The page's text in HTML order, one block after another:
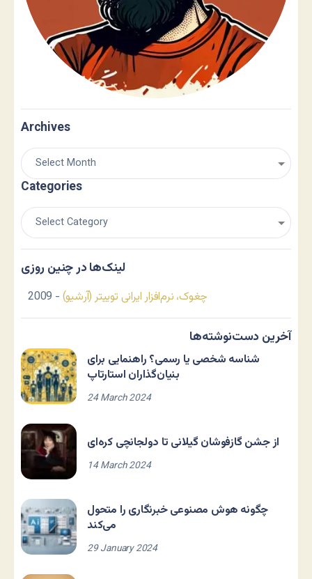
Archives
Categories
لینک‌ها در چنین روزی
چغوک، نرم‌افزار ایرانی توییتر (آرشیو) - 2009
آخرین دست‌نوشته‌ها
شناسه شخصی یا رسمی؟ راهنمایی برای
بنیان‌گذاران استارتاپ
24 March 2024
از جشن گازفوشان گیلانی تا دولجانچی کره‌ای
14 March 2024
چگونه هوش مصنوعی خبرنگاری را متحول
می‌کند
29 January 2024